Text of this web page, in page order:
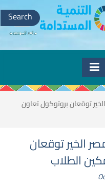
Search
for:
توقعان بروتوكول تعاون
الخير توقعان
الطلاب